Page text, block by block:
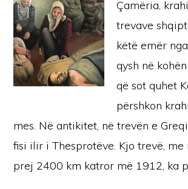
Çamëria,
trevave
këtë emër
qysh në
që sot quhet
përshkon
mes. Në antikitet, në trevën e
fisi ilir i Thesprotëve. Kjo trevë,
prej 2400 km katror më 1912, ka